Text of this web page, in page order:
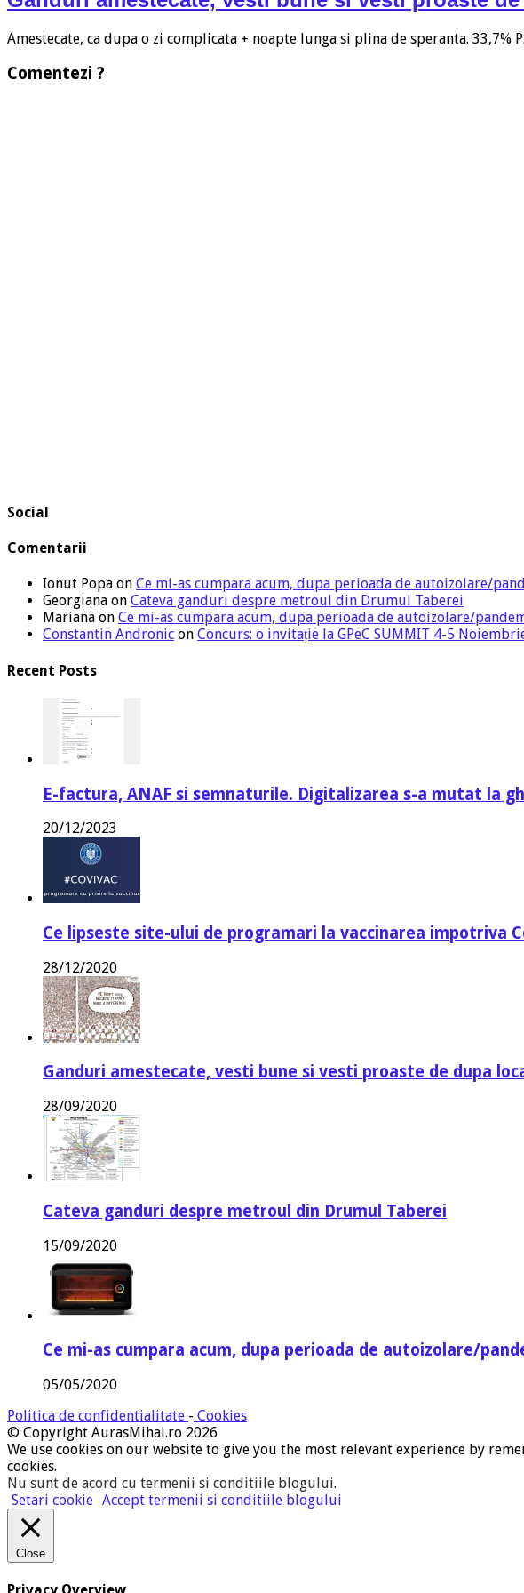
Amestecate, ca dupa o zi complicata + noapte lunga si plina de speranta. 33,7%
Comentezi ?
Social
Comentarii
Ionut Popa on Ce mi-as cumpara acum, dupa perioada de autoizolare/
Georgiana on Cateva ganduri despre metroul din Drumul Taberei
Mariana on Ce mi-as cumpara acum, dupa perioada de autoizolare/
Constantin Andronic on Concurs: o invitație la GPeC SUMMIT 4-5
Recent Posts
E-factura, ANAF si semnaturile. Digitalizarea s-a mutat la
20/12/2023
Ce lipseste site-ului de programari la vaccinarea impotriva
28/12/2020
Ganduri amestecate, vesti bune si vesti proaste de dupa
28/09/2020
Cateva ganduri despre metroul din Drumul Taberei
15/09/2020
Ce mi-as cumpara acum, dupa perioada de autoizolare/
05/05/2020
Politica de confidentialitate - Cookies
© Copyright AurasMihai.ro 2026
We use cookies on our website to give you the most relevant experience by
cookies.
Nu sunt de acord cu termenii si conditiile blogului.
Setari cookie Accept termenii si conditiile blogului
Close